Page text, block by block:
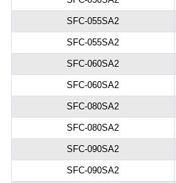
SFC-055SA2
SFC-055SA2
SFC-060SA2
SFC-060SA2
SFC-080SA2
SFC-080SA2
SFC-090SA2
SFC-090SA2